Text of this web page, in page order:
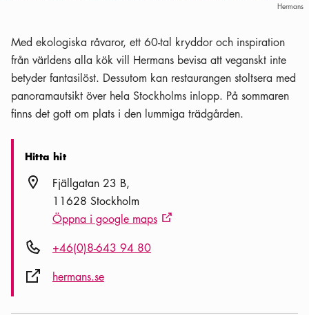
Hermans
Med ekologiska råvaror, ett 60-tal kryddor och inspiration
från världens alla kök vill Hermans bevisa att veganskt inte
betyder fantasilöst. Dessutom kan restaurangen stoltsera med
panoramautsikt över hela Stockholms inlopp. På sommaren
finns det gott om plats i den lummiga trädgården.
Hitta hit
Plats ikonFjällgatan 23 B
11628 Stockholm
Öppna i google maps Extern ikon
Telefon ikon+46(0)8-643 94 80
Extern ikonhermans.se